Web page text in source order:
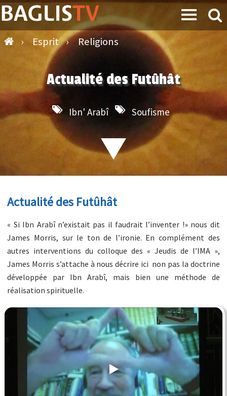
› Esprit › Religions
Actualité des Futûhât
Ibn' Arabî Soufisme
Actualité des Futûhât
« Si Ibn Arabî n’existait pas il faudrait l’inventer !» nous dit
James Morris, sur le ton de l’ironie. En complément des
autres interventions du colloque des « Jeudis de l’IMA »,
James Morris s’attache à nous décrire ici non pas la doctrine
développée par Ibn Arabî, mais bien une méthode de
réalisation spirituelle.